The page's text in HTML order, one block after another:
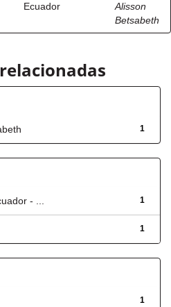
Ecuador
Alisson
Betsabeth
1
1
- ...
1
1